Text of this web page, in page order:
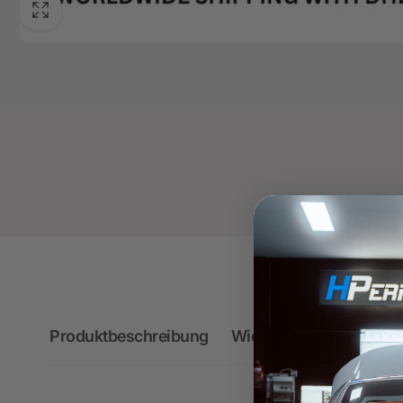
Produktbeschreibung Wichtige Hinweise